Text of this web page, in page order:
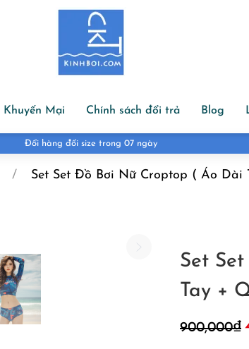
Khuyến Mại Chính sách đổi trả Blog
Đổi hàng đổi size trong 07 ngày
Set Set Đồ Bơi Nữ Croptop ( Áo Dài
Set
Tay +
900,000₫